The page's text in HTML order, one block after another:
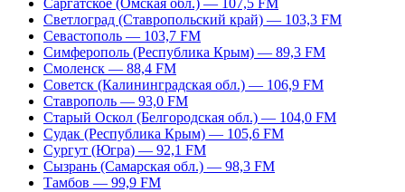
Саргатское (Омская обл.) — 107,5 FM
Светлоград (Ставропольский край) — 103,3 FM
Севастополь — 103,7 FM
Симферополь (Республика Крым) — 89,3 FM
Смоленск — 88,4 FM
Советск (Калининградская обл.) — 106,9 FM
Ставрополь — 93,0 FM
Старый Оскол (Белгородская обл.) — 104,0 FM
Судак (Республика Крым) — 105,6 FM
Сургут (Югра) — 92,1 FM
Сызрань (Самарская обл.) — 98,3 FM
Тамбов — 99,9 FM